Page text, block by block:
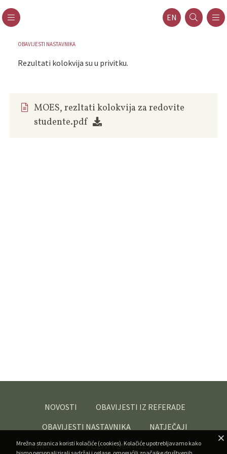
EN
OBAVIJESTI NASTAVNIKA
Rezultati kolokvija su u privitku.
MOES, rezltati kolokvija za redovite
studente.pdf
NOVOSTI
OBAVIJESTI IZ REFERADE
OBAVIJESTI NASTAVNIKA
NATJEČAJI
JAVNA
POZIVI I OBAVIJESTI -
Mrežna stranica koristi kolačiće (cookies). Kolačiće upotrebljavamo kako